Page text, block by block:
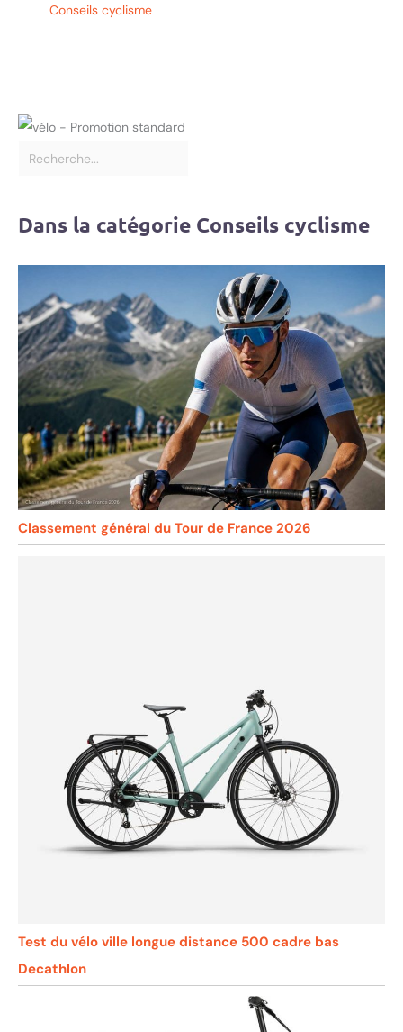
Conseils cyclisme
Dans la catégorie Conseils cyclisme
Classement général du Tour de France 2026
Test du vélo ville longue distance 500 cadre bas
Decathlon